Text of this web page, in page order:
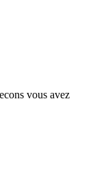
vous avez